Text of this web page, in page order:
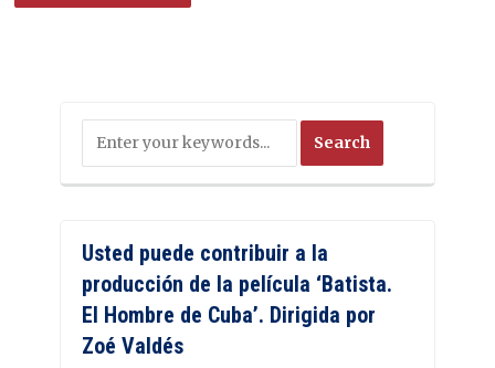
Usted puede contribuir a la
producción de la película ‘Batista.
El Hombre de Cuba’. Dirigida por
Zoé Valdés